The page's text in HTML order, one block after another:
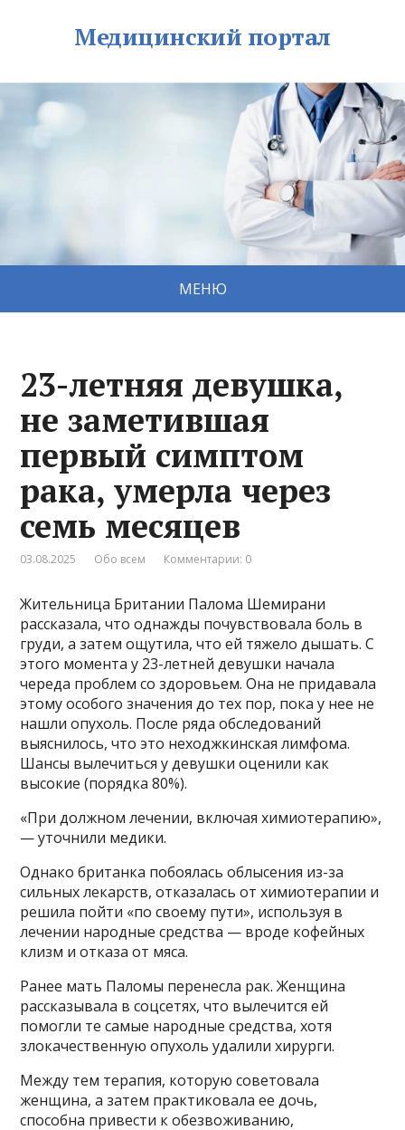
Медицинский портал
МЕНЮ
23-летняя девушка,
не заметившая
первый симптом
рака, умерла через
семь месяцев
03.08.2025 Обо всем Комментарии: 0
Жительница Британии Палома Шемирани
рассказала, что однажды почувствовала боль в
груди, а затем ощутила, что ей тяжело дышать. С
этого момента у 23-летней девушки начала
череда проблем со здоровьем. Она не придавала
этому особого значения до тех пор, пока у нее не
нашли опухоль. После ряда обследований
выяснилось, что это неходжкинская лимфома.
Шансы вылечиться у девушки оценили как
высокие (порядка 80%).
«При должном лечении, включая химиотерапию»,
— уточнили медики.
Однако британка побоялась облысения из-за
сильных лекарств, отказалась от химиотерапии и
решила пойти «по своему пути», используя в
лечении народные средства — вроде кофейных
клизм и отказа от мяса.
Ранее мать Паломы перенесла рак. Женщина
рассказывала в соцсетях, что вылечится ей
помогли те самые народные средства, хотя
злокачественную опухоль удалили хирурги.
Между тем терапия, которую советовала
женщина, а затем практиковала ее дочь,
способна привести к обезвоживанию,